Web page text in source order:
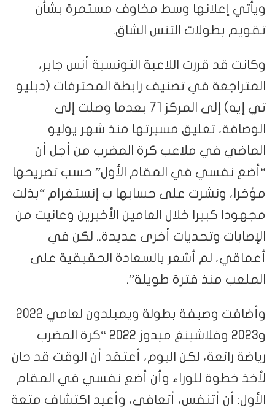
ويأتي إعلانها وسط مخاوف مستمرة بشأن
تقويم بطولات التنس الشاق.
وكانت قد قررت اللاعبة التونسية أنس جابر،
المتراجعة في تصنيف رابطة المحترفات (دبليو
تي إيه) إلى المركز 71 بعدما وصلت إلى
الوصافة، تعليق مسيرتها منذ شهر يوليو
الماضي في ملاعب كرة المضرب من أجل أن
“أضع نفسي في المقام الأول” حسب تصريحها
مؤخرا، ونشرت على حسابها ب إنستغرام “بذلت
مجهودا كبيرا خلال العامين الأخيرين وعانيت من
الإصابات وتحديات أخرى عديدة.. لكن في
أعماقي، لم أشعر بالسعادة الحقيقية على
الملعب منذ فترة طويلة”.
وأضافت وصيفة بطولة ويمبلدون لعامي 2022
و2023 وفلاشينغ ميدوز 2022 “كرة المضرب
رياضة رائعة، لكن اليوم، أعتقد أن الوقت قد حان
لأخذ خطوة للوراء وأن أضع نفسي في المقام
الأول: أن أتنفس، أتعافى، وأعيد اكتشاف متعة